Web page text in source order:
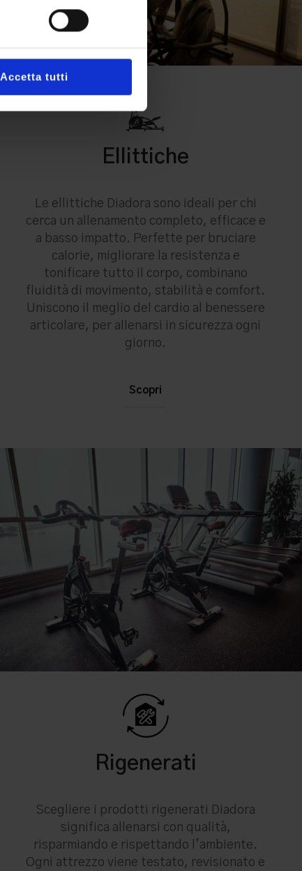
Accetta tutti
Ellittiche
Le ellittiche Diadora sono ideali per chi
cerca un allenamento completo, efficace e
a basso impatto. Perfette per bruciare
calorie, migliorare la resistenza e
tonificare tutto il corpo, combinano
fluidità di movimento, stabilità e comfort.
Uniscono il meglio del cardio al benessere
articolare, per allenarsi in sicurezza ogni
giorno.
Scopri
Rigenerati
Scegliere i prodotti rigenerati Diadora
significa allenarsi con qualità,
risparmiando e rispettando l’ambiente.
Ogni attrezzo viene testato, revisionato e